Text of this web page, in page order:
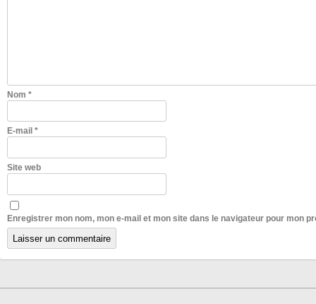
Nom *
E-mail *
Site web
Enregistrer mon nom, mon e-mail et mon site dans le navigateur pour mon